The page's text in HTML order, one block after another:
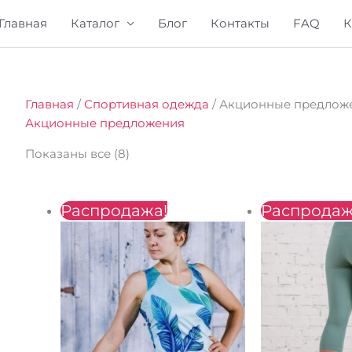
Главная Каталог Блог Контакты FAQ
Главная / Спортивная одежда / Акционные
Акционные предложения
Показаны все (8)
Распродажа!
Первоначальная
цена
составляла
450 ₴.
Текущая
цена:
150 ₴.
цена
700 ₴.
550